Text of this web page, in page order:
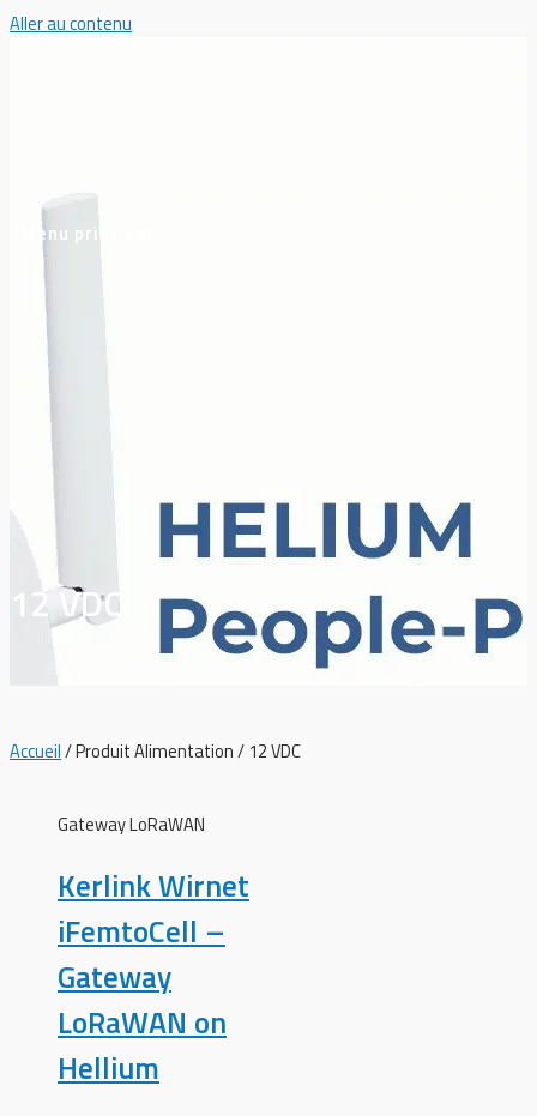
Aller au contenu
Menu principal
12 VDC
Accueil/ Produit Alimentation / 12 VDC
Gateway LoRaWAN
Kerlink Wirnet
iFemtoCell –
Gateway
LoRaWAN on
Hellium